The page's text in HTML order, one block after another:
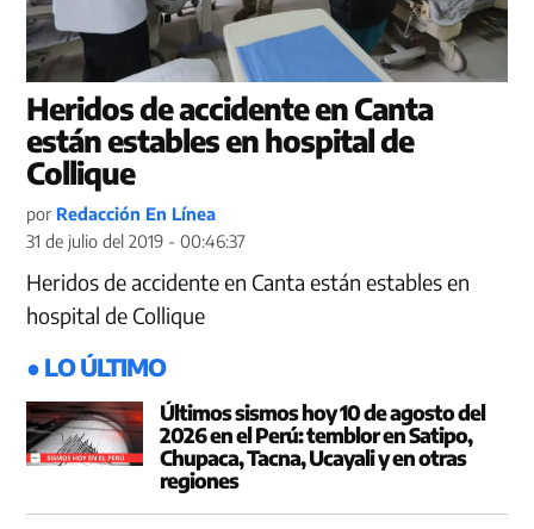
Heridos de accidente en Canta
están estables en hospital de
Collique
por Redacción En Línea
31 de julio del 2019 - 00:46:37
Heridos de accidente en Canta están estables en
hospital de Collique
● LO ÚLTIMO
Últimos sismos hoy 10 de agosto del
2026 en el Perú: temblor en Satipo,
Chupaca, Tacna, Ucayali y en otras
regiones